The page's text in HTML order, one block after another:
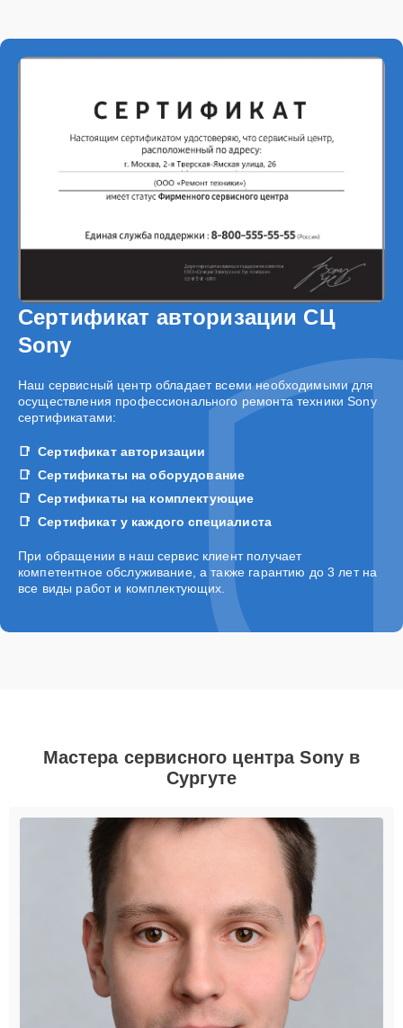
Сертификат авторизации СЦ
Sony
Наш сервисный центр обладает всеми необходимыми для
осуществления профессионального ремонта техники Sony
сертификатами:
Сертификат авторизации
Сертификаты на оборудование
Сертификаты на комплектующие
Сертификат у каждого специалиста
При обращении в наш сервис клиент получает
компетентное обслуживание, а также гарантию до 3 лет на
все виды работ и комплектующих.
Мастера сервисного центра Sony в
Сургуте